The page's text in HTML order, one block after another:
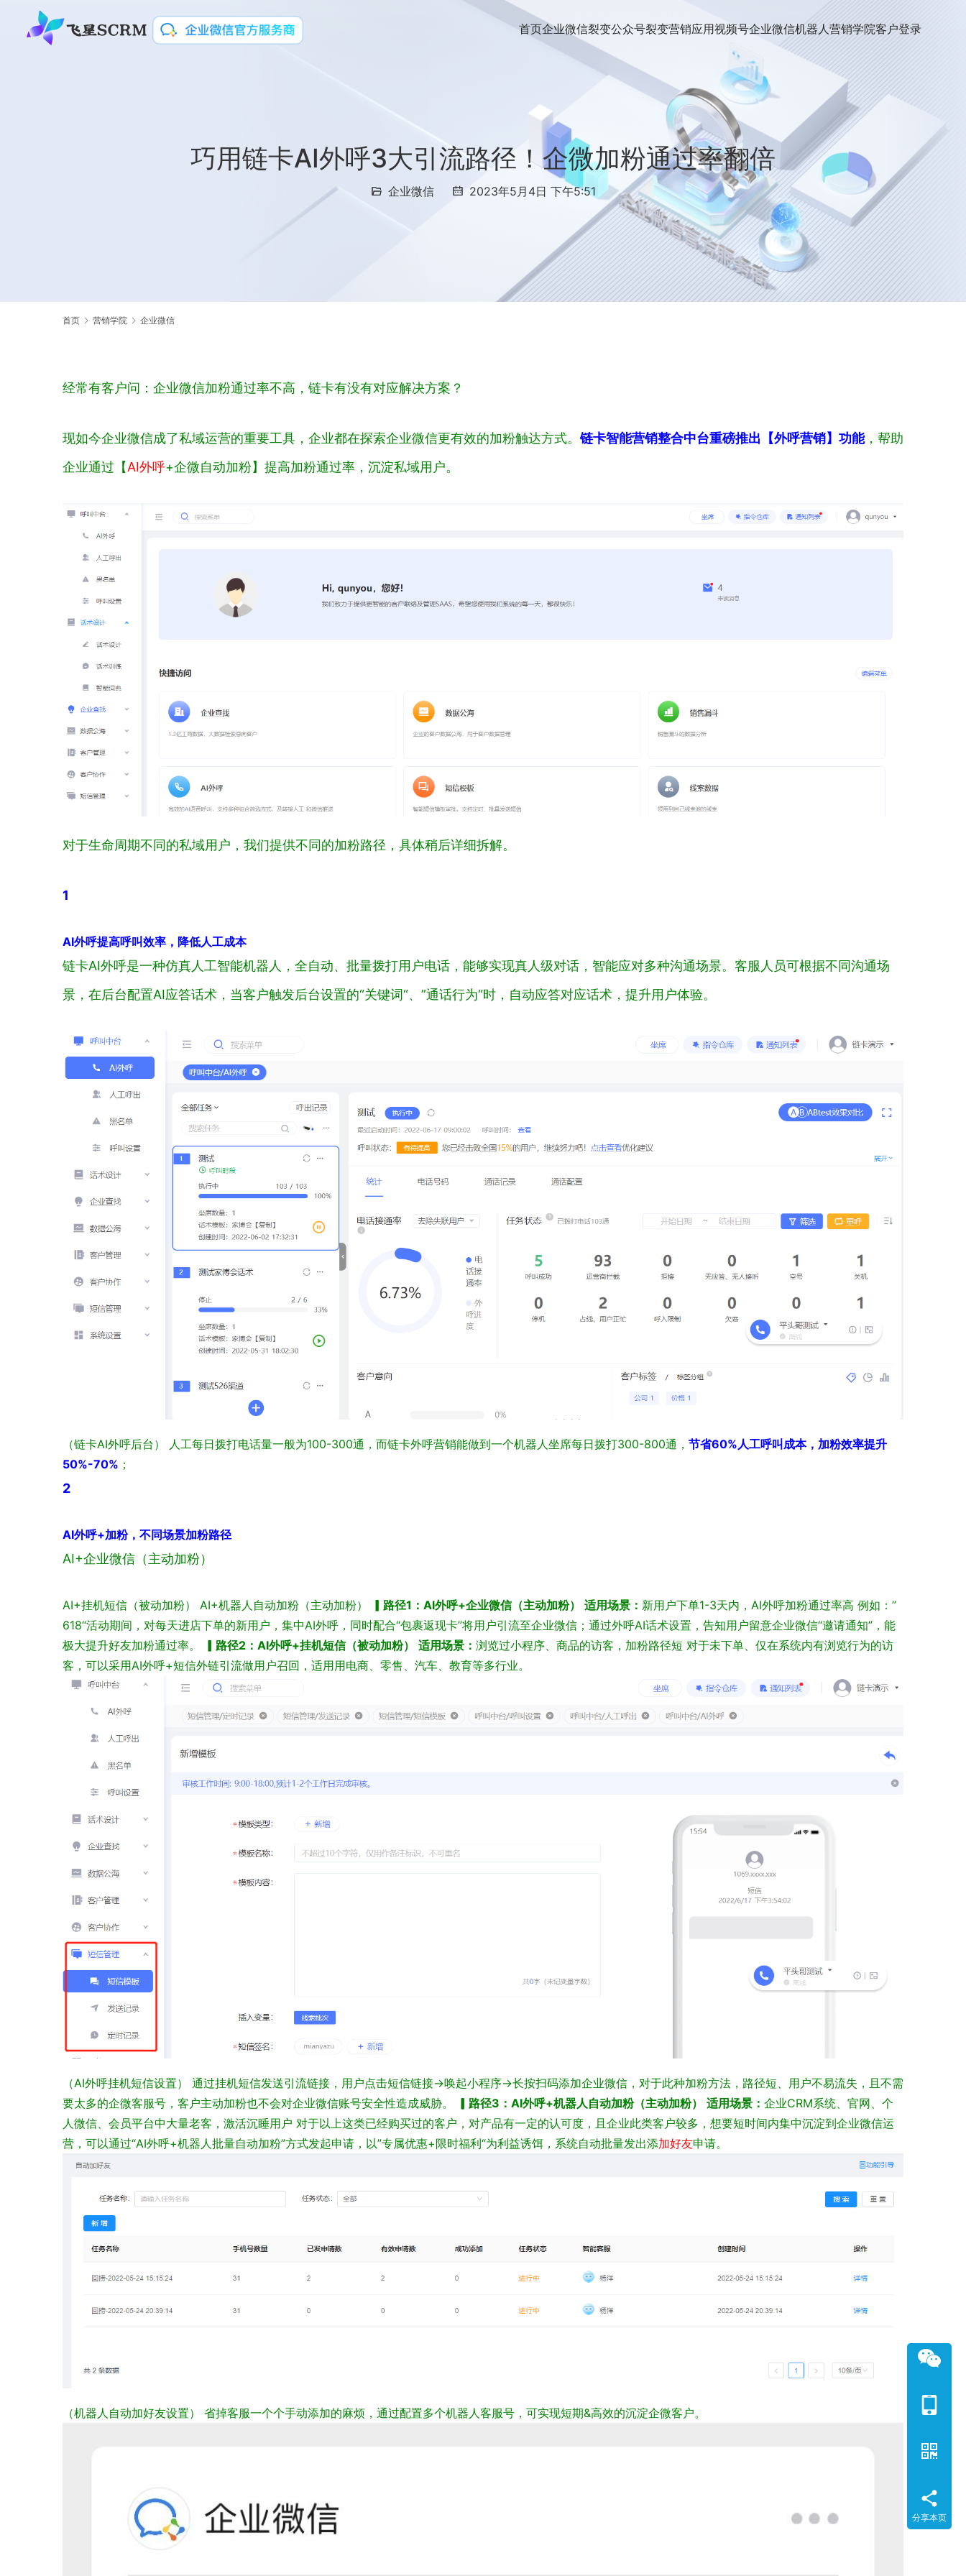
首页企业微信裂变公众号裂变营销应用视频号企业微信机器人营销学院客户登录
巧用链卡AI外呼3大引流路径！企微加粉通过率翻倍
企业微信 2023年5月4日 下午5:51
首页 营销学院 企业微信
经常有客户问：企业微信加粉通过率不高，链卡有没有对应解决方案？
现如今企业微信成了私域运营的重要工具，企业都在探索企业微信更有效的加粉触达方式。链卡智能营销整合中台重磅推出【外呼营销】功能，帮助
企业通过【AI外呼+企微自动加粉】提高加粉通过率，沉淀私域用户。
对于生命周期不同的私域用户，我们提供不同的加粉路径，具体稍后详细拆解。
1
AI外呼提高呼叫效率，降低人工成本
链卡AI外呼是一种仿真人工智能机器人，全自动、批量拨打用户电话，能够实现真人级对话，智能应对多种沟通场景。客服人员可根据不同沟通场
景，在后台配置AI应答话术，当客户触发后台设置的“关键词“、”通话行为“时，自动应答对应话术，提升用户体验。
（链卡AI外呼后台） 人工每日拨打电话量一般为100-300通，而链卡外呼营销能做到一个机器人坐席每日拨打300-800通， 节省60%人工呼叫成本，加粉效率提升
50%-70% ；
2
AI外呼+加粉，不同场景加粉路径
AI+企业微信（主动加粉）
AI+挂机短信（被动加粉） AI+机器人自动加粉（主动加粉） ▎ 路径1：AI外呼+企业微信（主动加粉） 适用场景： 新用户下单1-3天内，AI外呼加粉通过率高 例如：”
618“活动期间，对每天进店下单的新用户，集中AI外呼，同时配合“包裹返现卡”将用户引流至企业微信；通过外呼AI话术设置，告知用户留意企业微信“邀请通知”，能
极大提升好友加粉通过率。
▎路径2：AI外呼+挂机短信（被动加粉） 适用场景： 浏览过小程序、商品的访客，加粉路径短 对于未下单、仅在系统内有浏览行为的访
客，可以采用AI外呼+短信外链引流做用户召回，适用用电商、零售、汽车、教育等多行业。
（AI外呼挂机短信设置）
通过挂机短信发送引流链接，用户点击短信链接→唤起小程序→长按扫码添加企业微信，对于此种加粉方法，路径短、用户不易流失，且不需
要太多的企微客服号，客户主动加粉也不会对企业微信账号安全性造成威胁。
▎路径3：AI外呼+机器人自动加粉（主动加粉） 适用场景： 企业CRM系统、官网、个
人微信、会员平台中大量老客，激活沉睡用户 对于以上这类已经购买过的客户，对产品有一定的认可度，且企业此类客户较多，想要短时间内集中沉淀到企业微信运
营，可以通过“AI外呼+机器人批量自动加粉”方式发起申请，以”专属优惠+限时福利“为利益诱饵，系统自动批量发出添加好友申请。
（机器人自动加好友设置） 省掉客服一个个手动添加的麻烦，通过配置多个机器人客服号，可实现短期&高效的沉淀企微客户。
分享本页